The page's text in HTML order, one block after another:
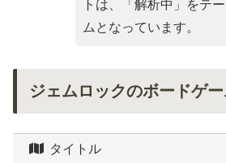
トは、「 解析中 」をテ
ムとなっています。
ジェムロックのボードゲ
タイトル